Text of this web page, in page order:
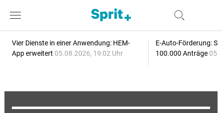
Vier Dienste in einer Anwendung: HEM-
App erweitert 05.08.2026, 19:02 Uhr
E-Auto-Förderung:
100.000 Anträge